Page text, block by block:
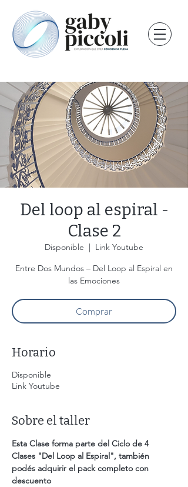
Del loop al espiral -
Clase 2
Disponible
  |
Link Youtube
Entre Dos Mundos – Del Loop al Espiral en
Comprar
Horario
Disponible
Link Youtube
Sobre el taller
Esta Clase forma parte del Ciclo de 4
Clases "Del Loop al Espiral", también
podés adquirir el pack completo con
descuento